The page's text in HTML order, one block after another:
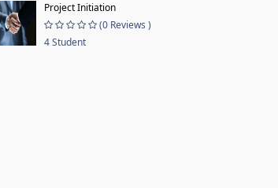
Project Initiation
(0 Reviews )
4 Student